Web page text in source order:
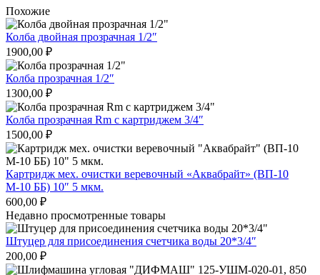
Похожие
Колба двойная прозрачная 1/2″
1900,00 ₽
Колба прозрачная 1/2″
1300,00 ₽
Колба прозрачная Rm с картриджем 3/4″
1500,00 ₽
Картридж мех. очистки веревочный «Аквабрайт» (ВП-10
М-10 ББ) 10″ 5 мкм.
600,00 ₽
Недавно просмотренные товары
Штуцер для присоединения счетчика воды 20*3/4″
200,00 ₽